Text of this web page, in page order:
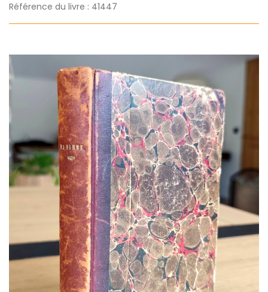
Référence du livre : 41447